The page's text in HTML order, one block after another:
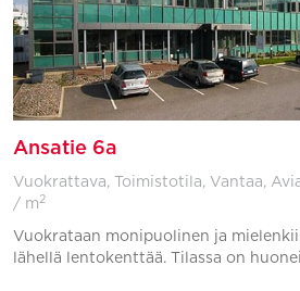
Ansatie 6a
Vuokrattava, Toimistotila, Vantaa,
/ m 2
Vuokrataan monipuolinen ja
lähellä lentokenttää. Tilassa on